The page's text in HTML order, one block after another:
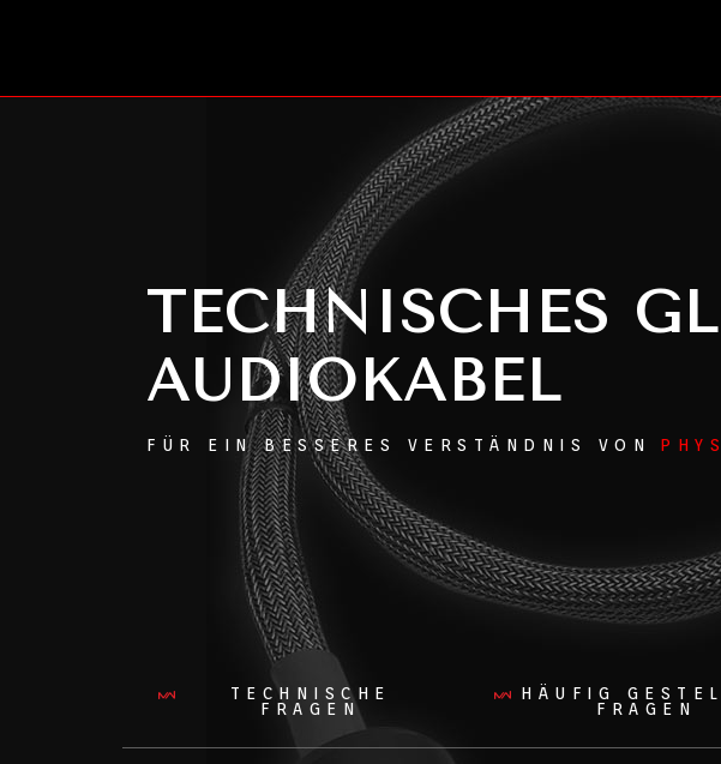
TECHNISCHES
AUDIOKABEL
FÜR EIN BESSERES VERSTÄNDNIS VON
TECHNISCHE
FRAGEN
HÄUFIG
FRAGEN